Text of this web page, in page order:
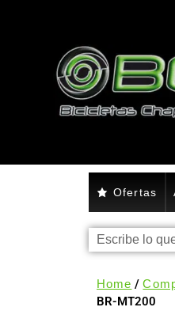
Ofertas
Home /
BR-MT200